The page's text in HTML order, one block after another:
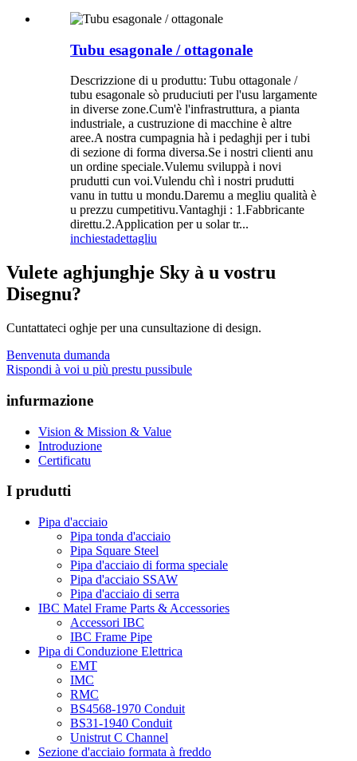
Tubu esagonale / ottagonale
Descrizzione di u produttu: Tubu ottagonale /
tubu esagonale sò pruduciuti per l'usu largamente
in diverse zone.Cum'è l'infrastruttura, a pianta
industriale, a custruzione di macchine è altre
aree.A nostra cumpagnia hà i pedaghji per i tubi
di sezione di forma diversa.Se i nostri clienti anu
un ordine speciale.Vulemu sviluppà i novi
prudutti cun voi.Vulendu chì i nostri prudutti
vanu in tuttu u mondu.Daremu a megliu qualità è
u prezzu cumpetitivu.Vantaghji : 1.Fabbricante
direttu.2.Application per u solar tr...
inchiestadettagliu
Vulete aghjunghje Sky à u vostru
Disegnu?
Cuntattateci oghje per una cunsultazione di design.
Benvenuta dumanda
Rispondi à voi u più prestu pussibule
infurmazione
Vision & Mission & Value
Introduzione
Certificatu
I prudutti
Pipa d'acciaio
Pipa tonda d'acciaio
Pipa Square Steel
Pipa d'acciaio di forma speciale
Pipa d'acciaio SSAW
Pipa d'acciaio di serra
IBC Matel Frame Parts & Accessories
Accessori IBC
IBC Frame Pipe
Pipa di Conduzione Elettrica
EMT
IMC
RMC
BS4568-1970 Conduit
BS31-1940 Conduit
Unistrut C Channel
Sezione d'acciaio formata à freddo